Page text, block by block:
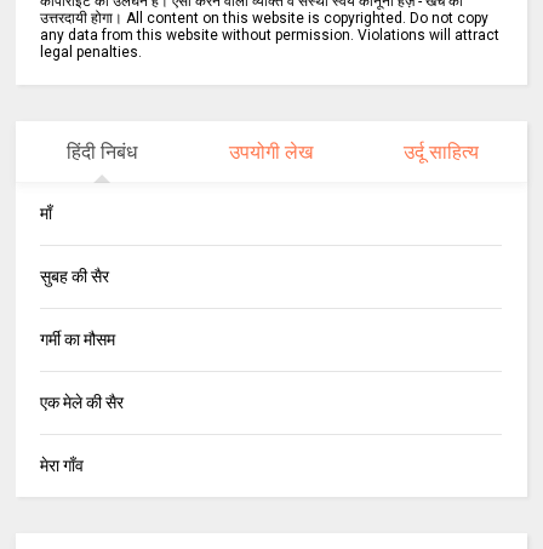
उत्तरदायी होगा। All content on this website is copyrighted. Do not copy
any data from this website without permission. Violations will attract
legal penalties.
हिंदी निबंध उपयोगी लेख उर्दू साहित्य
माँ
सुबह की सैर
गर्मी का मौसम
एक मेले की सैर
मेरा गाँव